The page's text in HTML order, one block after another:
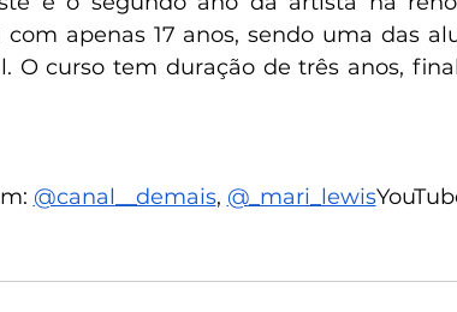
apenas 17 anos, sendo uma das
O curso tem duração de três anos,
@canal__demais, @_mari_lewis